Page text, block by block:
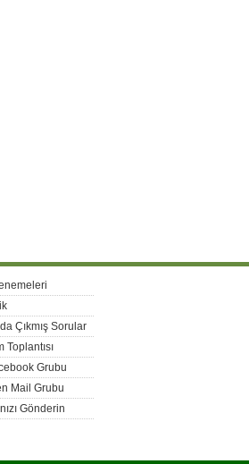
Çıkmış Sorular
Toplantısı
Grubu
Mail Grubu
Gönderin